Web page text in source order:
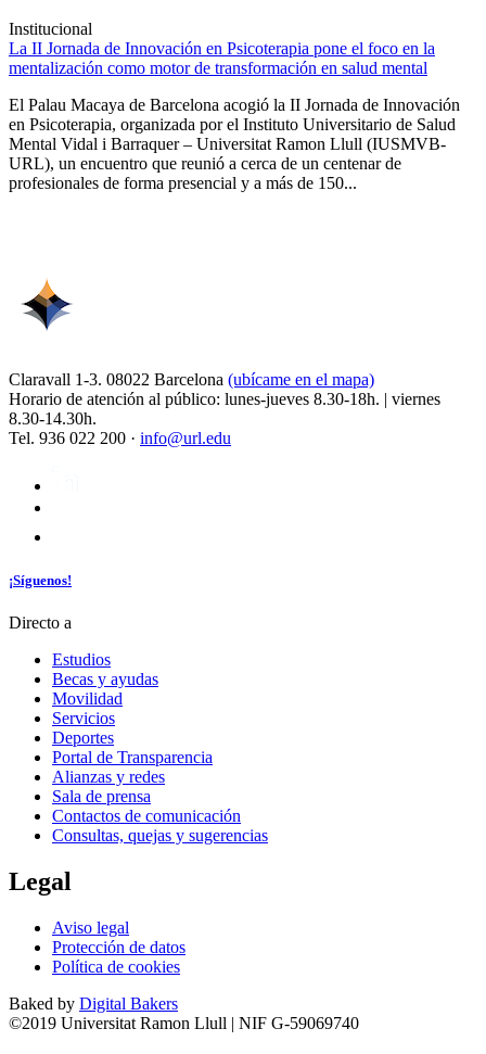
Institucional
La II Jornada de Innovación en Psicoterapia pone el foco en la
mentalización como motor de transformación en salud mental
El Palau Macaya de Barcelona acogió la II Jornada de Innovación
en Psicoterapia, organizada por el Instituto Universitario de Salud
Mental Vidal i Barraquer – Universitat Ramon Llull (IUSMVB-
URL), un encuentro que reunió a cerca de un centenar de
profesionales de forma presencial y a más de 150...
Claravall 1-3. 08022 Barcelona (ubícame en el mapa)
Horario de atención al público: lunes-jueves 8.30-18h. | viernes
8.30-14.30h.
Tel. 936 022 200 · info@url.edu
¡Síguenos!
Directo a
Estudios
Becas y ayudas
Movilidad
Servicios
Deportes
Portal de Transparencia
Alianzas y redes
Sala de prensa
Contactos de comunicación
Consultas, quejas y sugerencias
Legal
Aviso legal
Protección de datos
Política de cookies
Baked by Digital Bakers
©2019 Universitat Ramon Llull | NIF G-59069740